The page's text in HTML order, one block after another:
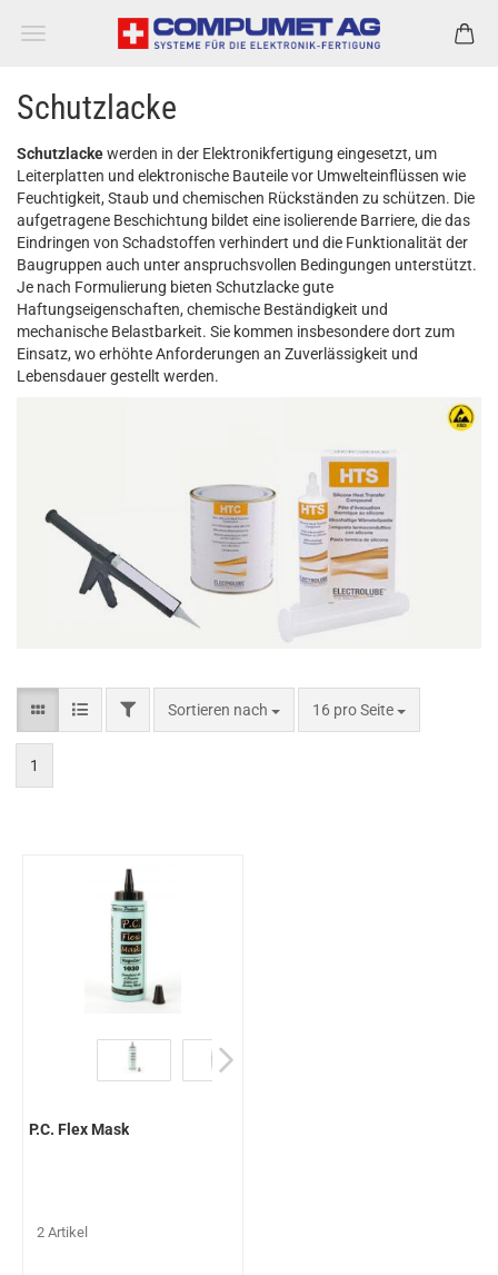
Schutzlacke
Schutzlackewerden in der Elektronikfertigung eingesetzt, um
Leiterplatten und elektronische Bauteile vor Umwelteinflüssen wie
Feuchtigkeit, Staub und chemischen Rückständen zu schützen. Die
aufgetragene Beschichtung bildet eine isolierende Barriere, die das
Eindringen von Schadstoffen verhindert und die Funktionalität der
Baugruppen auch unter anspruchsvollen Bedingungen unterstützt.
Je nach Formulierung bieten Schutzlacke gute
Haftungseigenschaften, chemische Beständigkeit und
mechanische Belastbarkeit. Sie kommen insbesondere dort zum
Einsatz, wo erhöhte Anforderungen an Zuverlässigkeit und
Lebensdauer gestellt werden.
Sortieren nach 16 pro Seite
1
P.C. Flex Mask
2 Artikel